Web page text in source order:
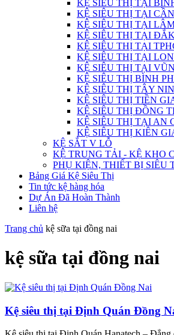
KỆ SIÊU THỊ TẠI
KỆ SIÊU THỊ TẠI
KỆ SIÊU THỊ TẠI
KỆ SIÊU THỊ TẠI
KỆ SIÊU THỊ TẠI
KỆ SIÊU THỊ TẠI
KỆ SIÊU THỊ TẠI
KỆ SIÊU THỊ BÌNH
KỆ SIÊU THỊ TÂY
KỆ SIÊU THỊ TIỀN
KỆ SIÊU THỊ ĐỒNG
KỆ SIÊU THỊ TẠI AN
KỆ SIÊU THỊ KIÊN
KỆ SẮT V LỖ
KỆ TRUNG TẢI - KỆ KHO
PHỤ KIỆN, THIẾT BỊ SIÊU
Bảng Giá Kệ Siêu Thị
Tin tức kệ hàng hóa
Dự Án Đã Hoàn Thành
Liên hệ
Trang chủ kệ sữa tại đồng nai
kệ sữa tại đồng nai
Kệ siêu thị tại Định Quán Đồng